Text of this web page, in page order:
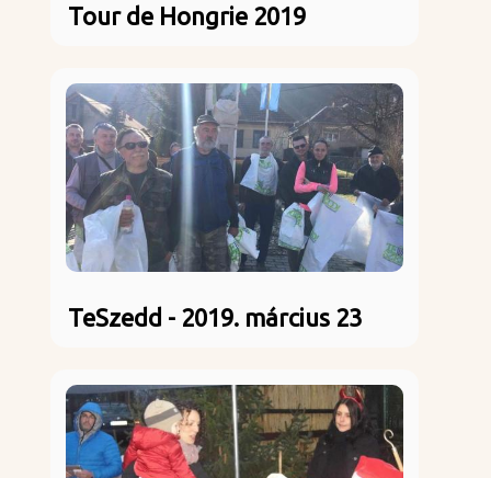
Tour de Hongrie 2019
TeSzedd - 2019. március 23